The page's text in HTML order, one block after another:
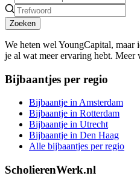
Zoeken
We heten wel YoungCapital, maar
je al wat meer ervaring hebt. Meer
Bijbaantjes per regio
Bijbaantje in Amsterdam
Bijbaantje in Rotterdam
Bijbaantje in Utrecht
Bijbaantje in Den Haag
Alle bijbaantjes per regio
ScholierenWerk.nl